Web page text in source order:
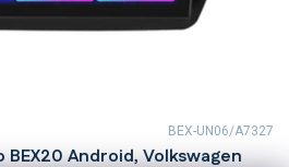
Android, Volkswagen
BEX-UN06/A7327